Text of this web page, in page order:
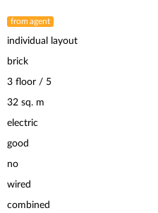
from agent
individual layout
brick
3 floor / 5
32 sq. m
electric
good
no
wired
combined